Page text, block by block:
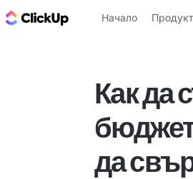
ClickUp блог
Начало Продукт
Как да
да